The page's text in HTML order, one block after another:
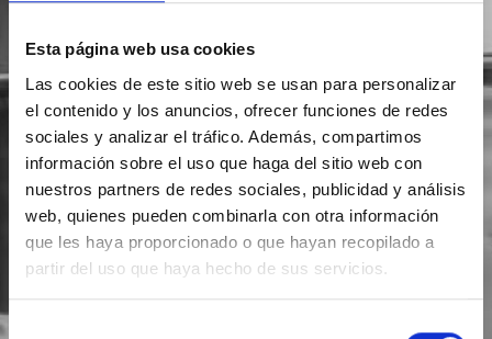
Esta página web usa cookies
Las cookies de este sitio web se usan para personalizar
el contenido y los anuncios, ofrecer funciones de redes
sociales y analizar el tráfico. Además, compartimos
información sobre el uso que haga del sitio web con
nuestros partners de redes sociales, publicidad y análisis
web, quienes pueden combinarla con otra información
que les haya proporcionado o que hayan recopilado a
partir del uso que haya hecho de sus servicios.